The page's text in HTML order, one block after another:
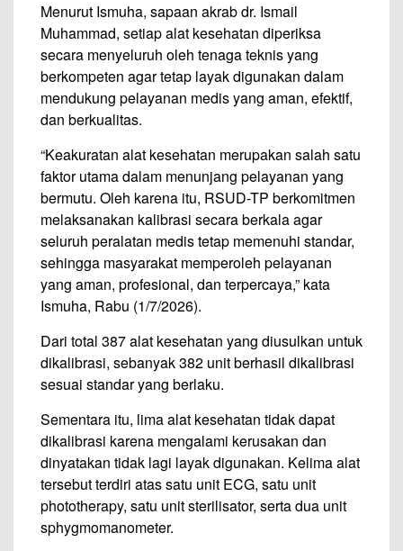
Menurut Ismuha, sapaan akrab dr. Ismail
Muhammad, setiap alat kesehatan diperiksa
secara menyeluruh oleh tenaga teknis yang
berkompeten agar tetap layak digunakan dalam
mendukung pelayanan medis yang aman, efektif,
dan berkualitas.
“Keakuratan alat kesehatan merupakan salah satu
faktor utama dalam menunjang pelayanan yang
bermutu. Oleh karena itu, RSUD-TP berkomitmen
melaksanakan kalibrasi secara berkala agar
seluruh peralatan medis tetap memenuhi standar,
sehingga masyarakat memperoleh pelayanan
yang aman, profesional, dan terpercaya,” kata
Ismuha, Rabu (1/7/2026).
Dari total 387 alat kesehatan yang diusulkan untuk
dikalibrasi, sebanyak 382 unit berhasil dikalibrasi
sesuai standar yang berlaku.
Sementara itu, lima alat kesehatan tidak dapat
dikalibrasi karena mengalami kerusakan dan
dinyatakan tidak lagi layak digunakan. Kelima alat
tersebut terdiri atas satu unit ECG, satu unit
phototherapy, satu unit sterilisator, serta dua unit
sphygmomanometer.